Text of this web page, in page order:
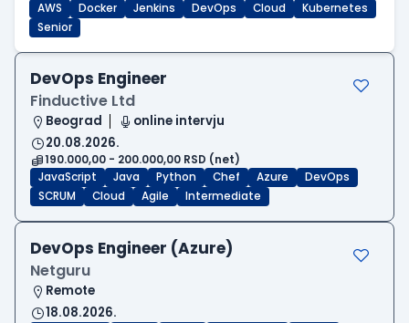
AWS Docker Jenkins DevOps Cloud
Kubernetes
Senior
DevOps Engineer
Finductive Ltd
Beograd
online intervju
20.08.2026.
190.000,00 - 200.000,00 RSD (net)
JavaScript
Java Python Chef Azure
DevOps
SCRUM
Cloud Agile Intermediate
DevOps Engineer (Azure)
Netguru
Remote
18.08.2026.